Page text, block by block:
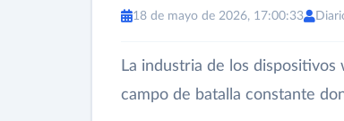
18 de mayo de 2026, 17:00:33
La industria de los
campo de batalla constante